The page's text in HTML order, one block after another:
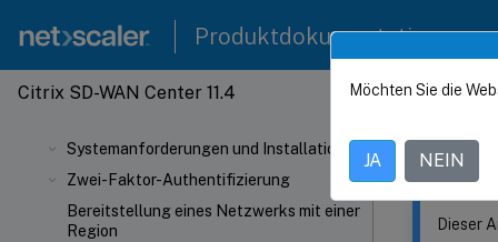
Produktdokumentation
Citrix SD-WAN Center 11.4
Systemanforderungen und Installation
Zwei-Faktor-Authentifizierung
Bereitstellung eines Netzwerks mit einer
Region
Dieser Inhalt
Citrix
Dieser
Möchten Sie die
JA NEIN